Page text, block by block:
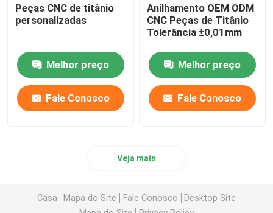
Peças CNC de titânio
personalizadas
Melhor preço
Fale Conosco
Anilhamento OEM ODM
CNC Peças de Titânio
Tolerância ±0,01mm
Melhor preço
Fale Conosco
Veja mais
Casa Mapa do Site Fale Conosco
Desktop Site